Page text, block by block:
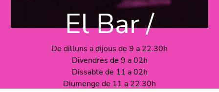
El Bar /
De dilluns a dijous de 9 a 22.30h
Divendres de 9 a 02h
Dissabte de 11 a 02h
Diumenge de 11 a 22.30h